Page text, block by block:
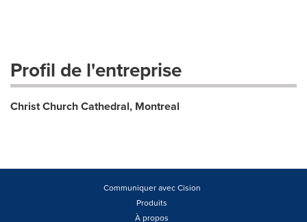
Profil de l'entreprise
Christ Church Cathedral, Montreal
Communiquer avec Cision
Produits
À propos